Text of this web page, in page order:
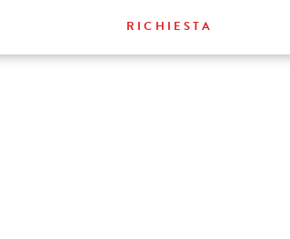
RICHIESTA